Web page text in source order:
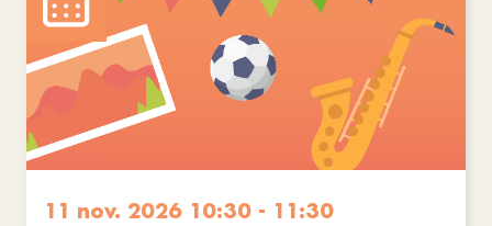
11 nov. 2026 10:30 - 11:30